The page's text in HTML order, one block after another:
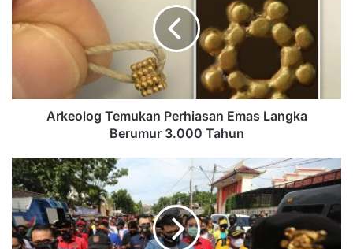
Arkeolog Temukan Perhiasan Emas Langka
Berumur 3.000 Tahun